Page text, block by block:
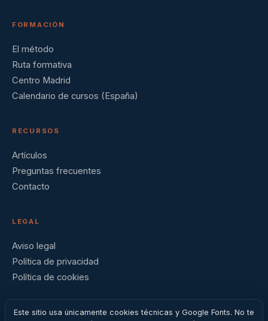
FORMACIÓN
El método
Ruta formativa
Centro Madrid
Calendario de cursos (España)
RECURSOS
Artículos
Preguntas frecuentes
Contacto
LEGAL
Aviso legal
Política de privacidad
Política de cookies
Este sitio usa únicamente cookies técnicas y Google Fonts. No te